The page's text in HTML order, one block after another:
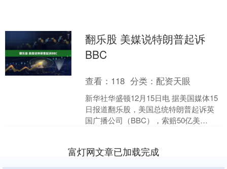
翻乐股 美媒说特朗普起诉
BBC
查看： 118 分类：配资天眼
新华社华盛顿12月15日电 据美国媒体15
日报道翻乐股，美国总统特朗普起诉英
国广播公司（BBC），索赔50亿美
富灯网文章已加载完成